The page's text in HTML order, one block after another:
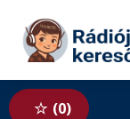
Tovább a
0